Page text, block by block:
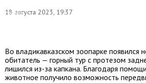
18 августа 2023, 19:37
служба
Во владикавказском зоопарке появился
обитатель — горный тур с протезом
лишился из-за капкана. Благодаря
животное получило возможность